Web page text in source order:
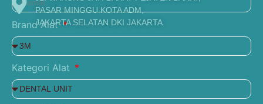
PASAR MINGGU KOTA ADM,
JAKARTA SELATAN DKI JAKARTA
Brand Alat
Kategori Alat